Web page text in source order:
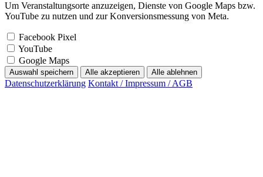
Um Veranstaltungsorte anzuzeigen, Dienste von Google Maps bzw.
YouTube zu nutzen und zur Konversionsmessung von Meta.
Facebook Pixel
YouTube
Google Maps
Auswahl speichern Alle akzeptieren Alle ablehnen
Datenschutzerklärung Kontakt / Impressum / AGB